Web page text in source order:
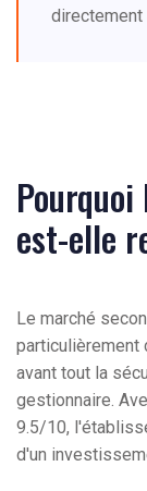
directement
est-elle
Le marché
particulièrement
avant tout la
gestionnaire.
9.5/10,
d'un